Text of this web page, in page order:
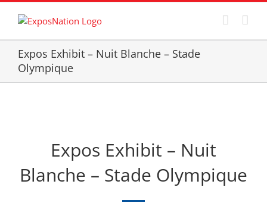
Passer
Expos Exhibit – Nuit Blanche – Stade
Olympique
Expos Exhibit – Nuit
Blanche – Stade Olympique